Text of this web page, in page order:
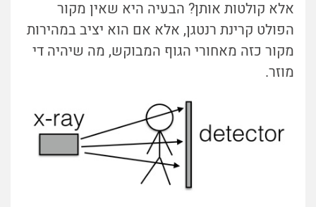
אלא קולטות אותן? הבעיה היא שאין מקור
הפולט קרינת רנטגן, אלא אם הוא יציב במהירות
מקור כזה מאחורי הגוף המבוקש, מה שיהיה די
מוזר.